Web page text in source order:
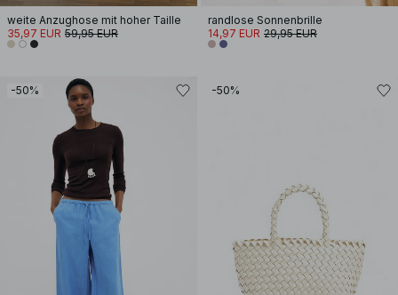
weite Anzughose mit hoher Taille
35,97 EUR 59,95 EUR
randlose Sonnenbrille
14,97 EUR 29,95 EUR
-50% -50%